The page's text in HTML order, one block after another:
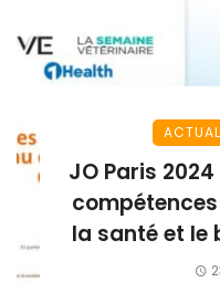
JO Paris
la santé et le